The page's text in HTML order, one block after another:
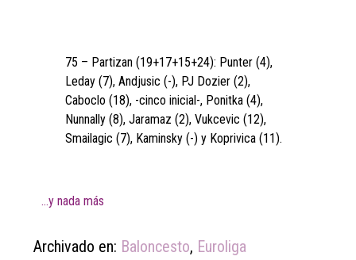
75 – Partizan (19+17+15+24): Punter (4),
Leday (7), Andjusic (-), PJ Dozier (2),
Caboclo (18), -cinco inicial-, Ponitka (4),
Nunnally (8), Jaramaz (2), Vukcevic (12),
Smailagic (7), Kaminsky (-) y Koprivica (11).
…y nada más
Archivado en: Baloncesto, Euroliga